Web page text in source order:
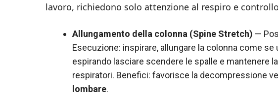
lavoro, richiedono solo attenzione al respiro e
Allungamento della colonna (Spine Stretch) —
Esecuzione: inspirare, allungare la colonna come
espirando lasciare scendere le spalle e mantenere
respiratori. Benefici: favorisce la decompressione
lombare.